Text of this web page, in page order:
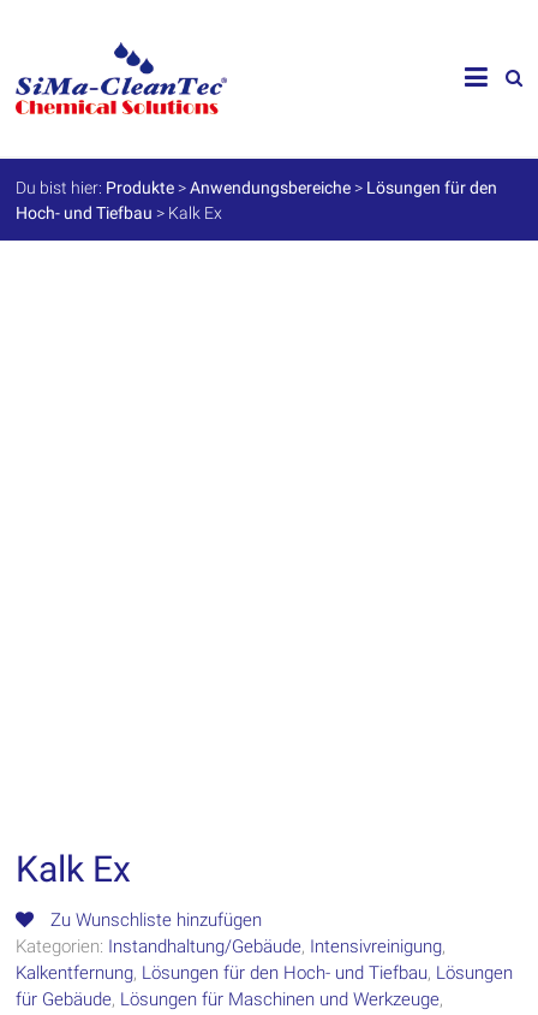
SiMa-
Cleantec
GmbH
Spezialprodukte
für
Du bist hier: Produkte >Anwendungsbereiche > Lösungen für den
Hoch- und Tiefbau > Kalk Ex
Kalk Ex
Zu Wunschliste hinzufügen
Kategorien: Instandhaltung/Gebäude, Intensivreinigung,
Kalkentfernung, Lösungen für den Hoch- und Tiefbau, Lösungen
für Gebäude, Lösungen für Maschinen und Werkzeuge,